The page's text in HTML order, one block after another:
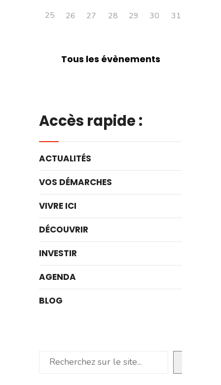
25
26 27 28 29 30 31
Tous les évènements
Accès rapide :
ACTUALITÉS
VOS DÉMARCHES
VIVRE ICI
DÉCOUVRIR
INVESTIR
AGENDA
BLOG
Rechercher